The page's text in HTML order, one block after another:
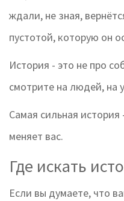
ждали, не зная,
пустотой, которую он
История - это не про
смотрите на людей, на
Самая сильная
меняет вас.
Где искать
Если вы думаете, что